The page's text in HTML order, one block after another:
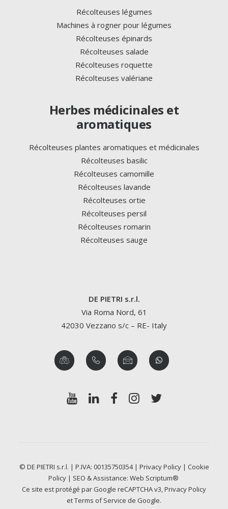
Récolteuses légumes
Machines à rogner pour légumes
Récolteuses épinards
Récolteuses salade
Récolteuses roquette
Récolteuses valériane
Herbes médicinales et
aromatiques
Récolteuses plantes aromatiques et médicinales
Récolteuses basilic
Récolteuses camomille
Récolteuses lavande
Récolteuses ortie
Récolteuses persil
Récolteuses romarin
Récolteuses sauge
DE PIETRI s.r.l.
Via Roma Nord, 61
42030 Vezzano s/c – RE- Italy
© DE PIETRI s.r.l. | P.IVA: 00135750354 | Privacy Policy| Cookie
Policy| SEO & Assistance: Web Scriptum®
Ce site est protégé par Google reCAPTCHA v3,Privacy Policy
etTerms of Service de Google.